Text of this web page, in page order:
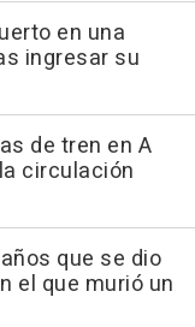
en una
ingresar su
de tren en A
circulación
que se dio
el que murió un